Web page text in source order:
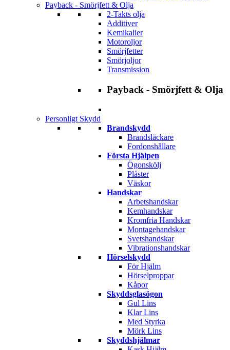
Payback - Smörjfett & Olja
2-Takts olja
Additiver
Kemikalier
Motoroljor
Smörjfetter
Smörjoljor
Transmission
Payback - Smörjfett & Olja
Personligt Skydd
Brandskydd
Brandsläckare
Fordonshållare
Första Hjälpen
Ögonskölj
Plåster
Väskor
Handskar
Arbetshandskar
Kemhandskar
Kromfria Handskar
Montagehandskar
Svetshandskar
Vibrationshandskar
Hörselskydd
För Hjälm
Hörselproppar
Kåpor
Skyddsglasögon
Gul Lins
Klar Lins
Med Styrka
Mörk Lins
Skyddshjälmar